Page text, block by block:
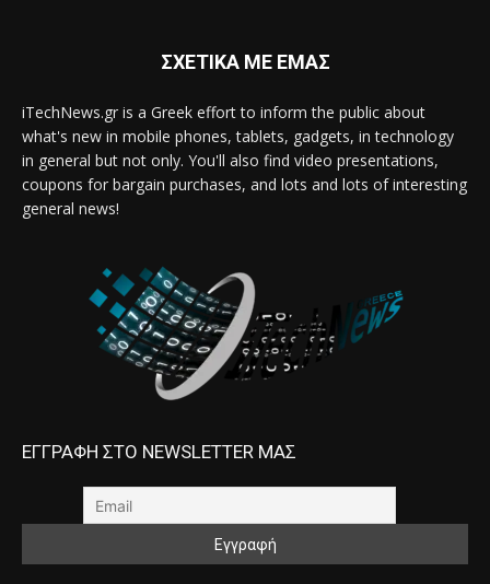
ΣΧΕΤΙΚΑ ΜΕ ΕΜΑΣ
iTechNews.gr is a Greek effort to inform the public about
what's new in mobile phones, tablets, gadgets, in technology
in general but not only. You'll also find video presentations,
coupons for bargain purchases, and lots and lots of interesting
general news!
ΕΓΓΡΑΦΗ ΣΤΟ NEWSLETTER ΜΑΣ